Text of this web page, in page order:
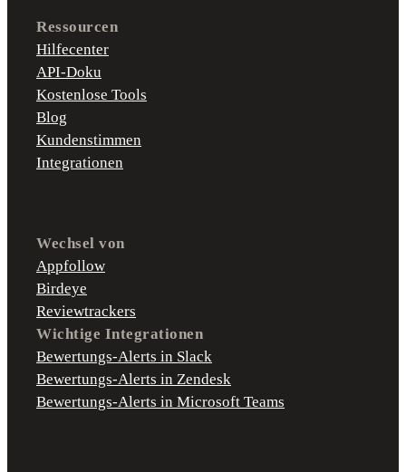
Ressourcen
Hilfecenter
API-Doku
Kostenlose Tools
Blog
Kundenstimmen
Integrationen
Wechsel von
Appfollow
Birdeye
Reviewtrackers
Wichtige Integrationen
Bewertungs-Alerts in Slack
Bewertungs-Alerts in Zendesk
Bewertungs-Alerts in Microsoft Teams